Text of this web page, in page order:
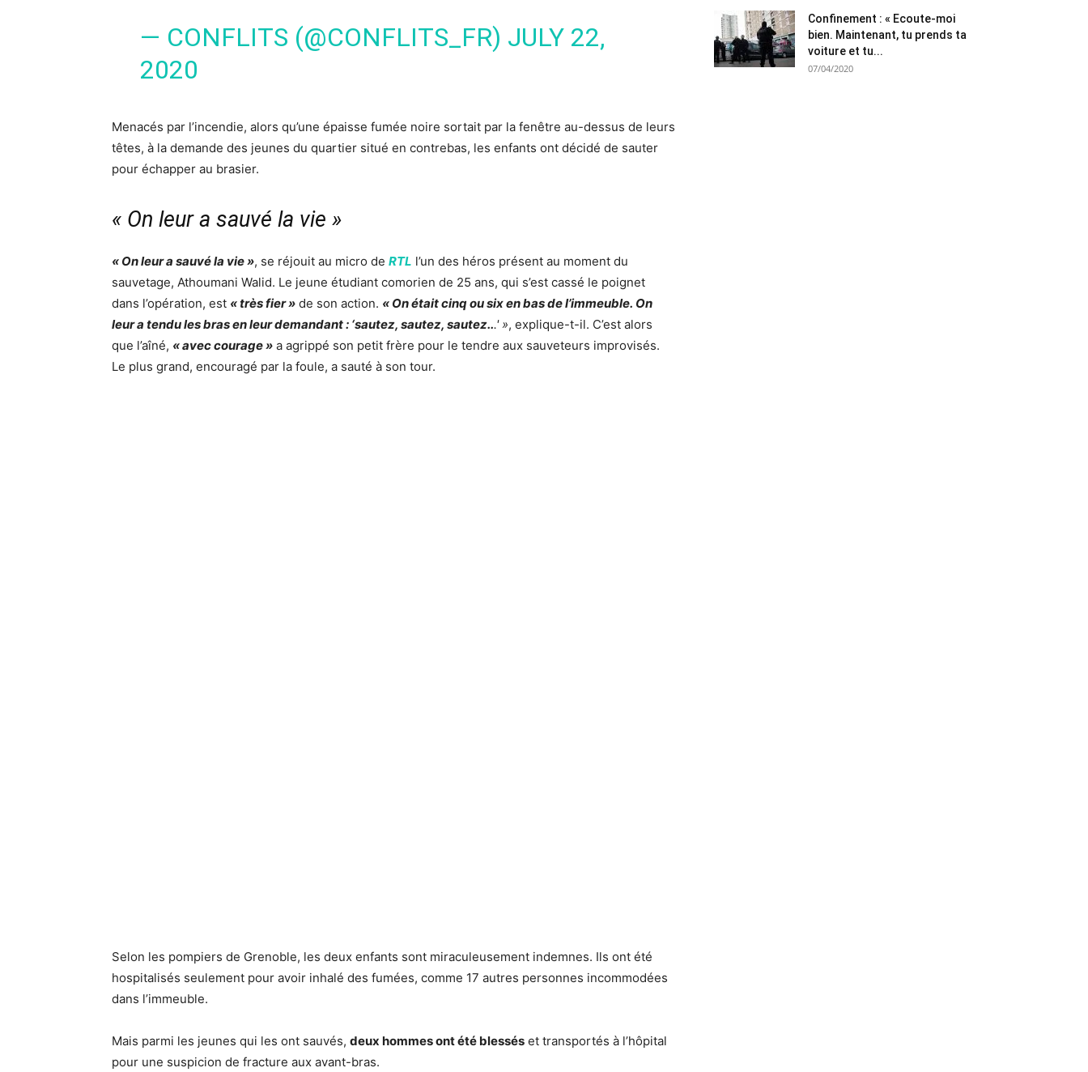
— CONFLITS (@CONFLITS_FR) JULY 22,
2020
Menacés par l’incendie, alors qu’une épaisse fumée noire sortait par la fenêtre au-dessus de leurs
têtes, à la demande des jeunes du quartier situé en contrebas, les enfants ont décidé de sauter
pour échapper au brasier.
« On leur a sauvé la vie »
« On leur a sauvé la vie », se réjouit au micro de RTL l’un des héros présent au moment du
sauvetage, Athoumani Walid. Le jeune étudiant comorien de 25 ans, qui s’est cassé le poignet
dans l’opération, est « très fier » de son action. « On était cinq ou six en bas de l’immeuble. On
leur a tendu les bras en leur demandant : ‘sautez, sautez, sautez...' », explique-t-il. C’est alors
que l’aîné, « avec courage » a agrippé son petit frère pour le tendre aux sauveteurs improvisés.
Le plus grand, encouragé par la foule, a sauté à son tour.
Selon les pompiers de Grenoble, les deux enfants sont miraculeusement indemnes. Ils ont été
hospitalisés seulement pour avoir inhalé des fumées, comme 17 autres personnes incommodées
dans l’immeuble.
Mais parmi les jeunes qui les ont sauvés, deux hommes ont été blessés et transportés à l’hôpital
pour une suspicion de fracture aux avant-bras.
Confinement : « Ecoute-moi
bien. Maintenant, tu prends ta
voiture et tu...
07/04/2020